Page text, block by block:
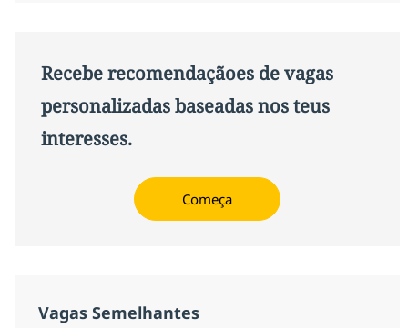
Recebe recomendaçãoes de vagas
personalizadas baseadas nos teus
interesses.
Começa
Vagas Semelhantes